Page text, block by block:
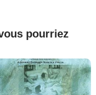
pourriez